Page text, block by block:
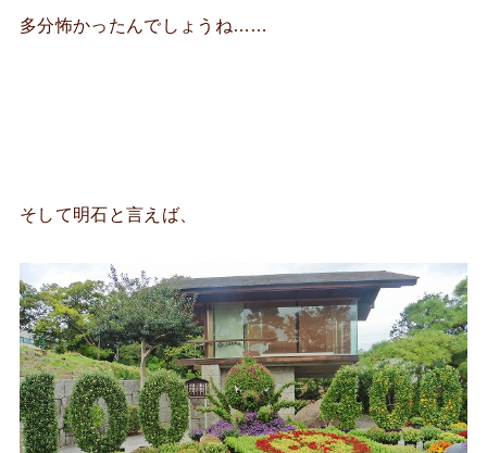
多分怖かったんでしょうね……
そして明石と言えば、